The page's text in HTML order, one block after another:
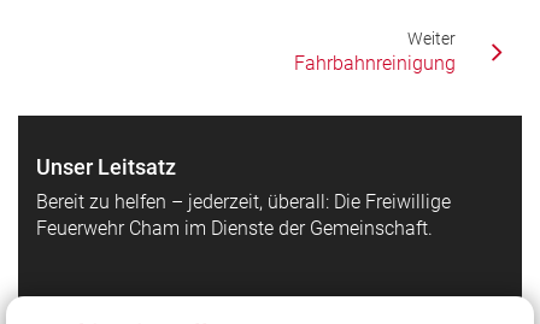
Weiter
Fahrbahnreinigung
Unser Leitsatz
Bereit zu helfen – jederzeit, überall: Die Freiwillige
Feuerwehr Cham im Dienste der Gemeinschaft.